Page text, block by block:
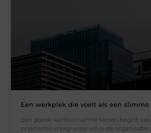
Een werkplek die voelt als een slimme
Een goede kantoorruimte kiezen begint
praktische vraag: waar wil je als organisatie